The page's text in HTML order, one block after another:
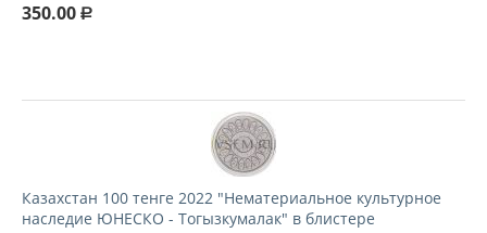
350.00 Р
Казахстан 100 тенге 2022 "Нематериальное культурное
наследие ЮНЕСКО - Тогызкумалак" в блистере